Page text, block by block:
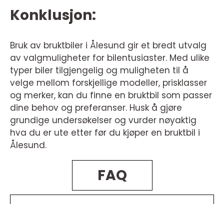
Konklusjon:
Bruk av bruktbiler i Ålesund gir et bredt utvalg
av valgmuligheter for bilentusiaster. Med ulike
typer biler tilgjengelig og muligheten til å
velge mellom forskjellige modeller, prisklasser
og merker, kan du finne en bruktbil som passer
dine behov og preferanser. Husk å gjøre
grundige undersøkelser og vurder nøyaktig
hva du er ute etter før du kjøper en bruktbil i
Ålesund.
FAQ